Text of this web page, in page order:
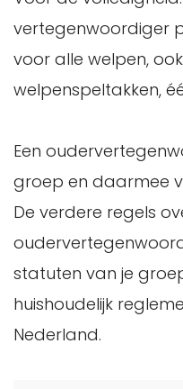
vertegenwoordiger
voor alle welpen,
welpenspeltakken,
Een
groep en daarmee
De verdere regels
statuten van je
huishoudelijk
Nederland.